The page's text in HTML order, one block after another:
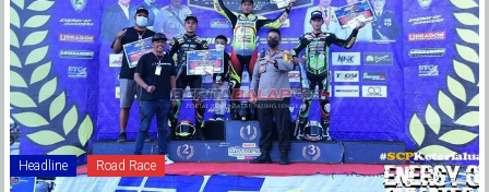
Headline Road Race